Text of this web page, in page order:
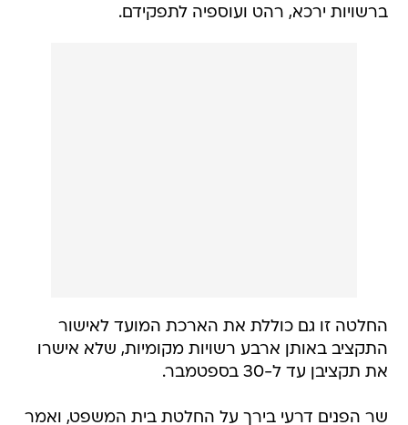
ברשויות ירכא, רהט ועוספיה לתפקידם.
החלטה זו גם כוללת את הארכת המועד לאישור
התקציב באותן ארבע רשויות מקומיות, שלא אישרו
את תקציבן עד ל-30 בספטמבר.
שר הפנים דרעי בירך על החלטת בית המשפט, ואמר